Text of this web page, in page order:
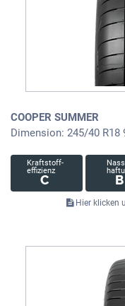
COOPER SUMMER
Dimension: 245/40 R18
Kraftstoff-
effizienz
C B
Hier klicken